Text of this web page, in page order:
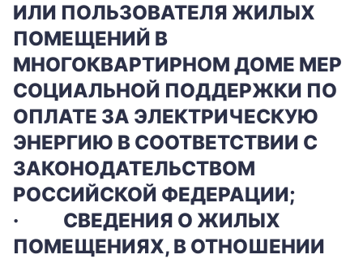
ИЛИ ПОЛЬЗОВАТЕЛЯ ЖИЛЫХ
ПОМЕЩЕНИЙ В
МНОГОКВАРТИРНОМ ДОМЕ МЕР
СОЦИАЛЬНОЙ ПОДДЕРЖКИ ПО
ОПЛАТЕ ЗА ЭЛЕКТРИЧЕСКУЮ
ЭНЕРГИЮ В СООТВЕТСТВИИ С
ЗАКОНОДАТЕЛЬСТВОМ
РОССИЙСКОЙ ФЕДЕРАЦИИ;
·
СВЕДЕНИЯ О ЖИЛЫХ
ПОМЕЩЕНИЯХ, В ОТНОШЕНИИ